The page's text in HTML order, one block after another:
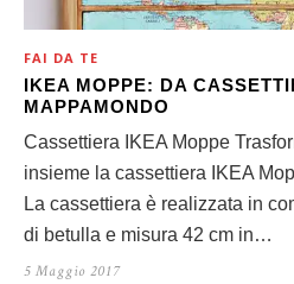
FAI DA TE
IKEA MOPPE: DA
MAPPAMONDO
Cassettiera IKEA Moppe
insieme la cassettiera IKEA
La cassettiera è realizzata in
di betulla e misura 42 cm in…
5 Maggio 2017